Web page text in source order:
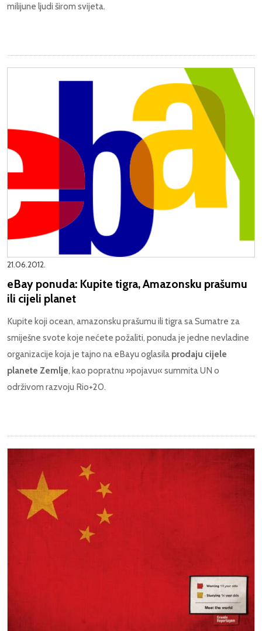
milijune ljudi širom svijeta.
21.06.2012.
eBay ponuda: Kupite tigra, Amazonsku prašumu
ili cijeli planet
Kupite koji ocean, amazonsku prašumu ili tigra sa Sumatre za
smiješne svote koje nećete požaliti, ponuda je jedne nevladine
organizacije koja je tajno na eBayu oglasila prodaju cijele
planete Zemlje, kao popratnu »pojavu« summita UN o
održivom razvoju Rio+20.